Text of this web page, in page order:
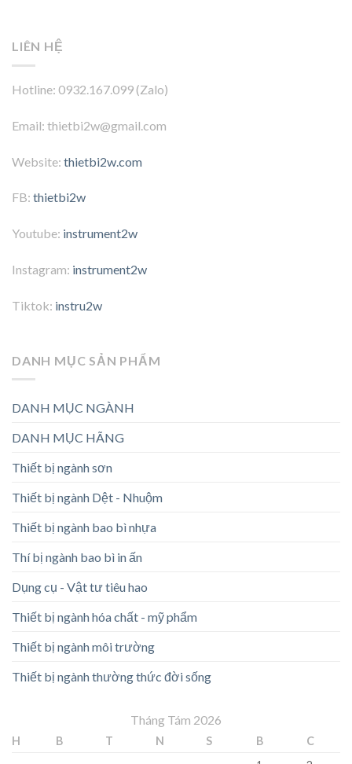
LIÊN HỆ
Hotline: 0932.167.099 (Zalo)
Email: thietbi2w@gmail.com
Website: thietbi2w.com
FB: thietbi2w
Youtube: instrument2w
Instagram: instrument2w
Tiktok: instru2w
DANH MỤC SẢN PHẨM
DANH MỤC NGÀNH
DANH MỤC HÃNG
Thiết bị ngành sơn
Thiết bị ngành Dệt - Nhuộm
Thiết bị ngành bao bì nhựa
Thí bị ngành bao bì in ấn
Dụng cụ - Vật tư tiêu hao
Thiết bị ngành hóa chất - mỹ phẩm
Thiết bị ngành môi trường
Thiết bị ngành thường thức đời sống
Tháng Tám 2026
H B T N S B
C